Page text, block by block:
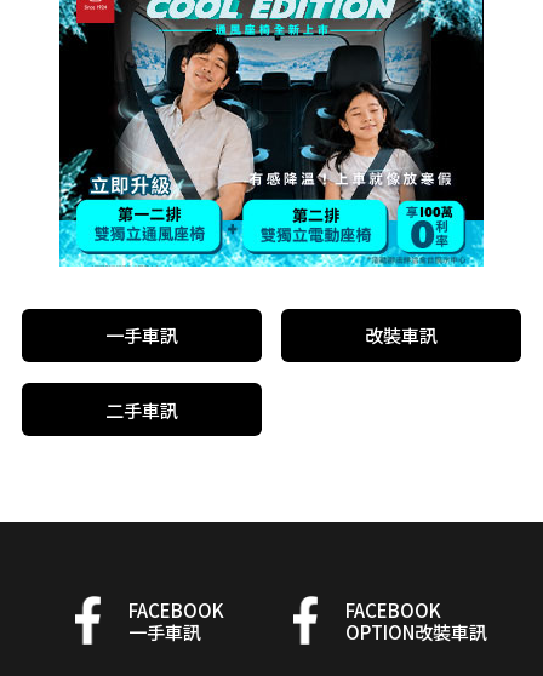
一手車訊 改裝車訊
二手車訊
FACEBOOK
一手車訊
FACEBOOK
OPTION改裝車訊